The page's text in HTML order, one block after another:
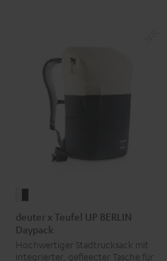
Teufel
UP
deuter x Teufel UP BERLIN
Daypack
Hochwertiger Stadtrucksack mit
integrierter, gefleecter Tasche für